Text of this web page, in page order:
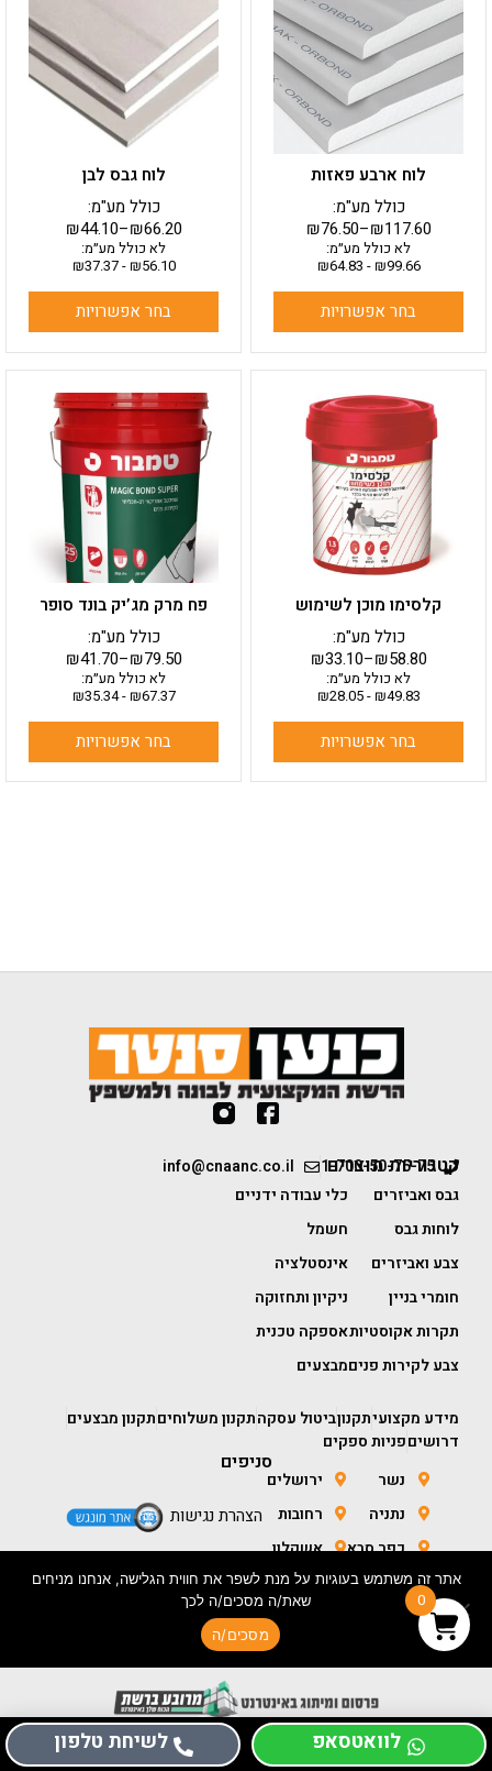
לוח ארבע פאזות
₪76.50–₪117.60
כולל מע"מ:
לא כולל מע״מ:
₪99.66
-
₪64.83
בחר אפשרויות
מספר
סוגים.
ניתן
לבחור
את
האפשרויות
בעמוד
המוצר
לוח גבס לבן
₪44.10–₪66.20
כולל מע"מ:
לא כולל מע״מ:
₪56.10
-
₪37.37
בחר אפשרויות
ניתן
לבחור
את
האפשרויות
המוצר
קלסימו מוכן לשימוש
₪33.10–₪58.80
כולל מע"מ:
לא כולל מע״מ:
₪49.83
-
₪28.05
בחר אפשרויות
זה
מספר
סוגים.
ניתן
לבחור
את
האפשרויות
המוצר
פח מרק מג’יק בונד סופר
₪41.70–₪79.50
כולל מע"מ:
לא כולל מע״מ:
₪67.37
-
₪35.34
בחר אפשרויות
זה
יש
מספר
סוגים.
ניתן
לבחור
את
האפשרויות
בעמוד
המוצר
1-700-50-75-75
info@cnaanc.co.il קטגוריות מוצרים
גבס ואביזרים
לוחות גבס
צבע ואביזרים
חומרי בניין
תקרות אקוסטיות
צבע לקירות פנים
כלי עבודה ידניים
חשמל
אינסטלציה
ניקיון ותחזוקה
אספקה טכנית
מבצעים
מידע מקצועיתקנוןביטול עסקהתקנון משלוחיםתקנון מבצעים
דרושיםפניות ספקים
סניפים
נשר
נתניה
כפר סבא
חולון
ירושלים
רחובות
אשקלון
באר שבע
הצהרת נגישות
בניית אתר מכירות- ORIGINAL CONCEPTS
כל הזכויות שמורות לכנען סנטר 2026 ©
0
אתר זה משתמש בעוגיות על מנת לשפר את חווית הגלישה, אנחנו מניחים
שאת/ה מסכים/ה לכך
מסכים/ה
לוואטסאפ לשיחת טלפון